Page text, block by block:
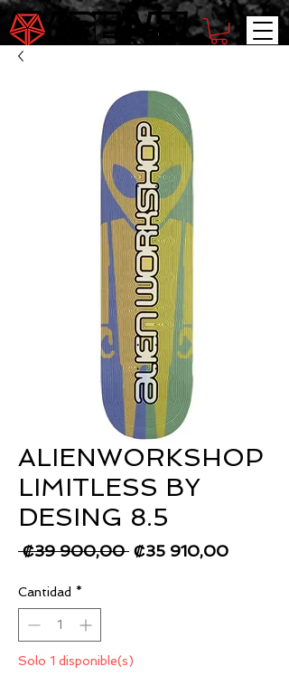
ALIENWORKSHOP
LIMITLESS BY
DESING 8.5
₡39 900,00 Precio
₡35 910,00Precio
Cantidad *
Solo 1 disponible(s)